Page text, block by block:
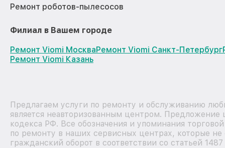
Ремонт роботов-пылесосов
Филиал в Вашем городе
Ремонт Viomi МоскваРемонт Viomi Санкт-Петербург
Ремонт Viomi Казань
Предлагаем услуги по ремонту и обслуживанию
является неавторизованным центром.
кодекса РФ. Все обозначения и упоминания
по ремонту в наших сервисных центрах, которые
гражданский оборот в соответствии со статьей